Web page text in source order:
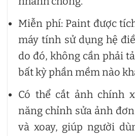
Miễn phí: Paint được
máy tính sử dụng hệ
do đó, không cần phải
bất kỳ phần mềm nào
Có thể cắt ảnh chính
năng chỉnh sửa ảnh
và xoay, giúp người